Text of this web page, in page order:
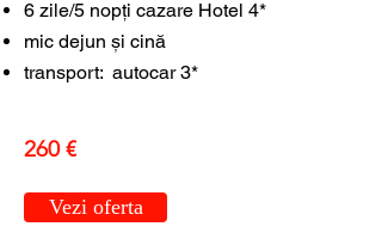
6 zile/5 nopți cazare Hotel 4*
mic dejun și cină
transport: autocar 3*
260 €
Vezi oferta